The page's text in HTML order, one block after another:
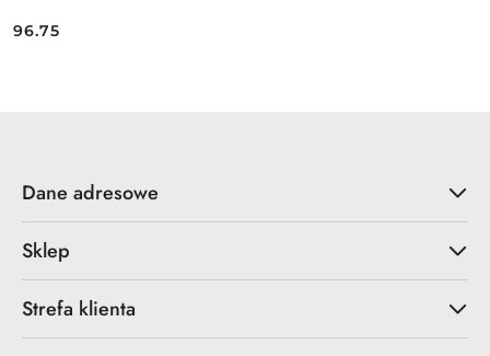
Cena:
96.75
Dane adresowe
Sklep
Strefa klienta